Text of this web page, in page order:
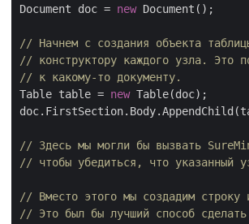
Document doc = new Document();
// Начнем с создания объекта
// конструктору каждого узла. Это
// к какому-то документу.
Table table = new Table(doc);
// Здесь мы могли бы вызвать
// чтобы убедиться, что указанный
// Вместо этого мы создадим строку
// Это был бы лучший способ